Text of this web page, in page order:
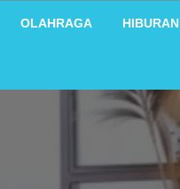
OLAHRAGA HIBURAN